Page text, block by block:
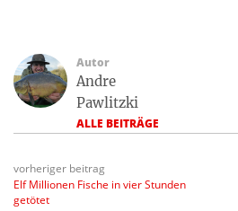
Autor
Andre
Pawlitzki
ALLE BEITRÄGE
vorheriger beitrag
Elf Millionen Fische in vier Stunden
getötet